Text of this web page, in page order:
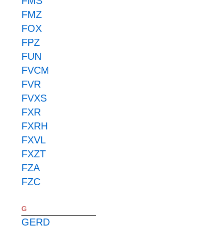
FMZ
FOX
FPZ
FUN
FVCM
FVR
FVXS
FXR
FXRH
FXVL
FXZT
FZA
FZC
G
GERD